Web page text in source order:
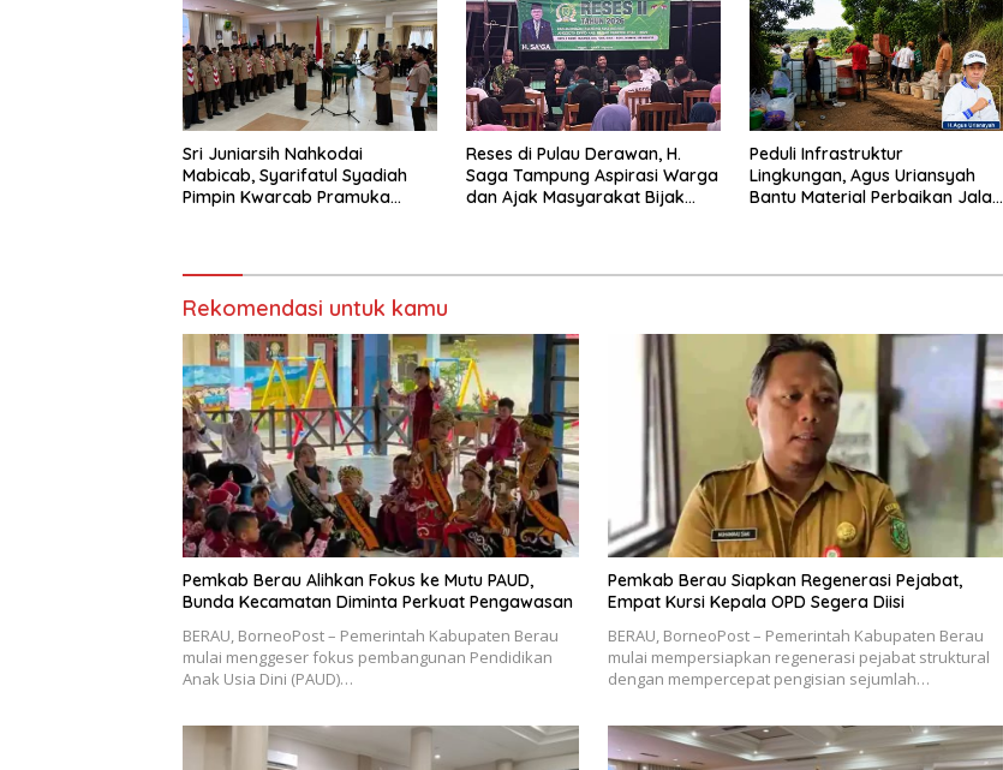
Sri Juniarsih Nahkodai
Mabicab, Syarifatul Syadiah
Pimpin Kwarcab Pramuka
Reses di Pulau Derawan, H.
Saga Tampung Aspirasi Warga
dan Ajak Masyarakat Bijak
Peduli Infrastruktur
Lingkungan, Agus Uriansyah
Bantu Material Perbaikan Jalan
Rekomendasi untuk kamu
Pemkab Berau Alihkan Fokus ke Mutu PAUD,
Bunda Kecamatan Diminta Perkuat Pengawasan
BERAU, BorneoPost – Pemerintah Kabupaten Berau
mulai menggeser fokus pembangunan Pendidikan
Anak Usia Dini (PAUD)…
Pemkab Berau Siapkan Regenerasi Pejabat,
Empat Kursi Kepala OPD Segera Diisi
BERAU, BorneoPost – Pemerintah Kabupaten Berau
mulai mempersiapkan regenerasi pejabat struktural
dengan mempercepat pengisian sejumlah…